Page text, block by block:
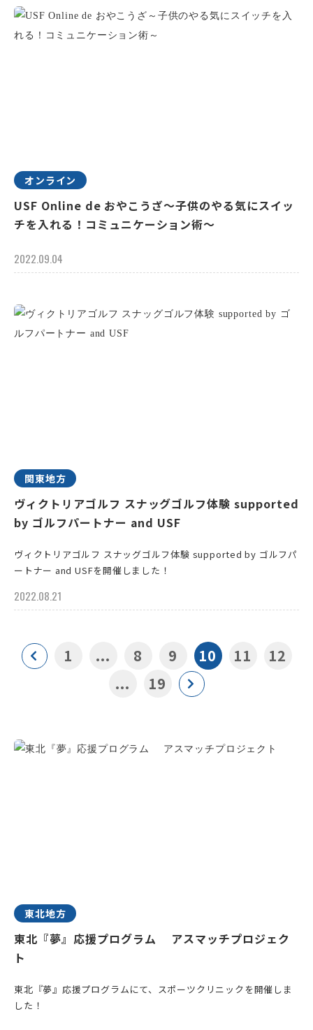
オンライン
USF Online de おやこうざ～子供のやる気にスイッ
チを入れる！コミュニケーション術～
2022.09.04
関東地方
ヴィクトリアゴルフ スナッグゴルフ体験 supported
by ゴルフパートナー and USF
ヴィクトリアゴルフ スナッグゴルフ体験 supported by ゴルフパ
ートナー and USFを開催しました！
2022.08.21
1 ... 8 9 10 11
12
...
19
東北地方
東北『夢』応援プログラム アスマッチプロジェク
ト
東北『夢』応援プログラムにて、スポーツクリニックを開催しま
した！